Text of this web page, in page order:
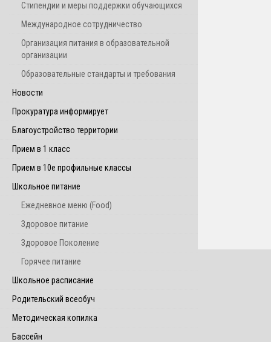
Стипендии и меры поддержки обучающихся
Международное сотрудничество
Организация питания в образовательной
организации
Образовательные стандарты и требования
Новости
Прокуратура информирует
Благоустройство территории
Прием в 1 класс
Прием в 10е профильные классы
Школьное питание
Ежедневное меню (Food)
Здоровое питание
Здоровое Поколение
Горячее питание
Школьное расписание
Родительский всеобуч
Методическая копилка
Бассейн